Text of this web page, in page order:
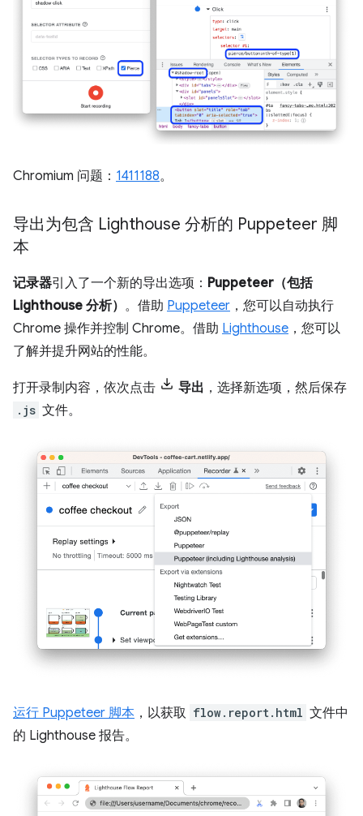
Chromium 问题： 1411188。
导出为包含 Lighthouse 分析的 Puppeteer 脚
本
记录器引入了一个新的导出选项： Puppeteer（包括
Lighthouse 分析） 。借助 Puppeteer ，您可以自动执行
Chrome 操作并控制 Chrome。借助 Lighthouse ，您可以
了解并提升网站的性能。
打开录制内容，依次点击 导出 ，选择新选项，然后保存
.js 文件。
运行 Puppeteer 脚本 ，以获取 flow.report.html 文件中
的 Lighthouse 报告。